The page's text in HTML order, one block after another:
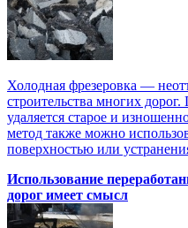
Холодная фрезеровка —
строительства многих
удаляется старое и
метод также можно
поверхностью или
Использование
дорог имеет смысл